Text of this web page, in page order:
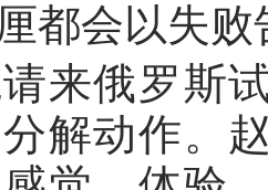
都会以失败
俄罗斯试
解动作。